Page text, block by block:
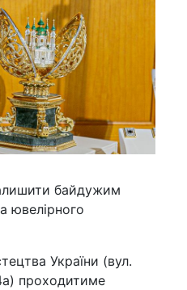
байдужим
ювелірного
України (вул.
проходитиме